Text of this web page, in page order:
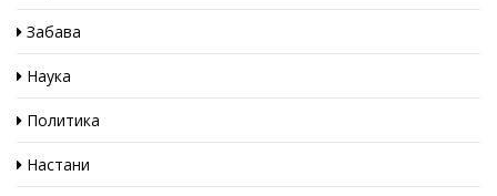
Забава
Наука
Политика
Настани